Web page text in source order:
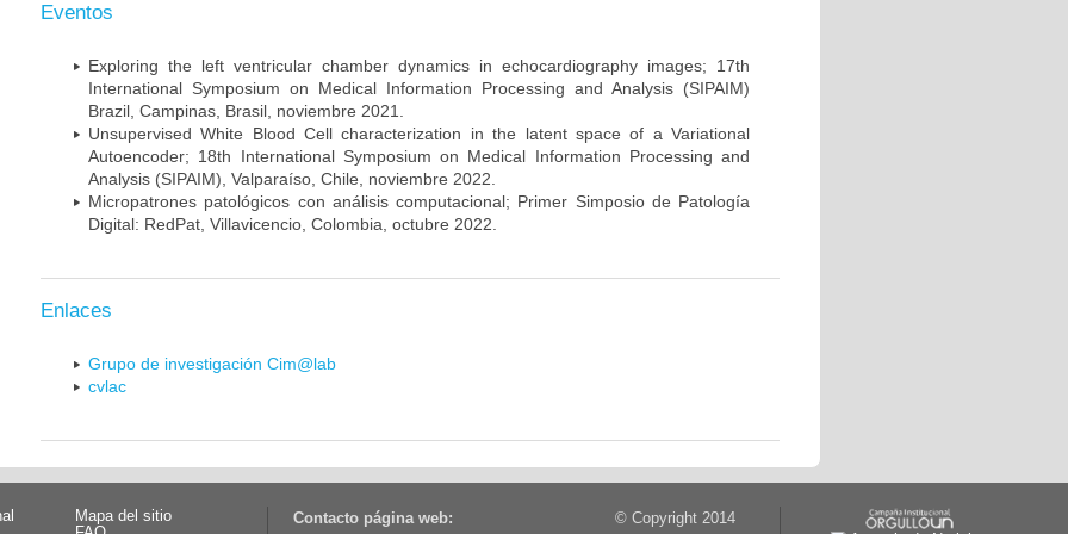
Eventos
Exploring the left ventricular chamber dynamics in echocardiography images; 17th
International Symposium on Medical Information Processing and Analysis (SIPAIM)
Brazil, Campinas, Brasil, noviembre 2021.
Unsupervised White Blood Cell characterization in the latent space of a Variational
Autoencoder; 18th International Symposium on Medical Information Processing and
Analysis (SIPAIM), Valparaíso, Chile, noviembre 2022.
Micropatrones patológicos con análisis computacional; Primer Simposio de Patología
Digital: RedPat, Villavicencio, Colombia, octubre 2022.
Enlaces
Grupo de investigación Cim@lab
cvlac
Mapa del sitio
Contacto página web: © Copyright 2014